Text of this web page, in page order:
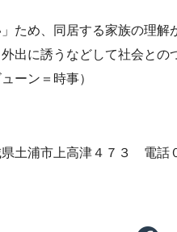
ため、同居する家族の理解
出に誘うなどして社会との
ーン＝時事）
浦市上高津４７３ 電話